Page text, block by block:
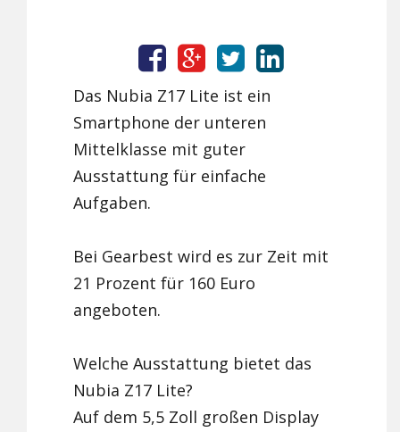
Das Nubia Z17 Lite ist ein
Smartphone der unteren
Mittelklasse mit guter
Ausstattung für einfache
Aufgaben.
Bei Gearbest wird es zur Zeit mit
21 Prozent für 160 Euro
angeboten.
Welche Ausstattung bietet das
Nubia Z17 Lite?
Auf dem 5,5 Zoll großen Display